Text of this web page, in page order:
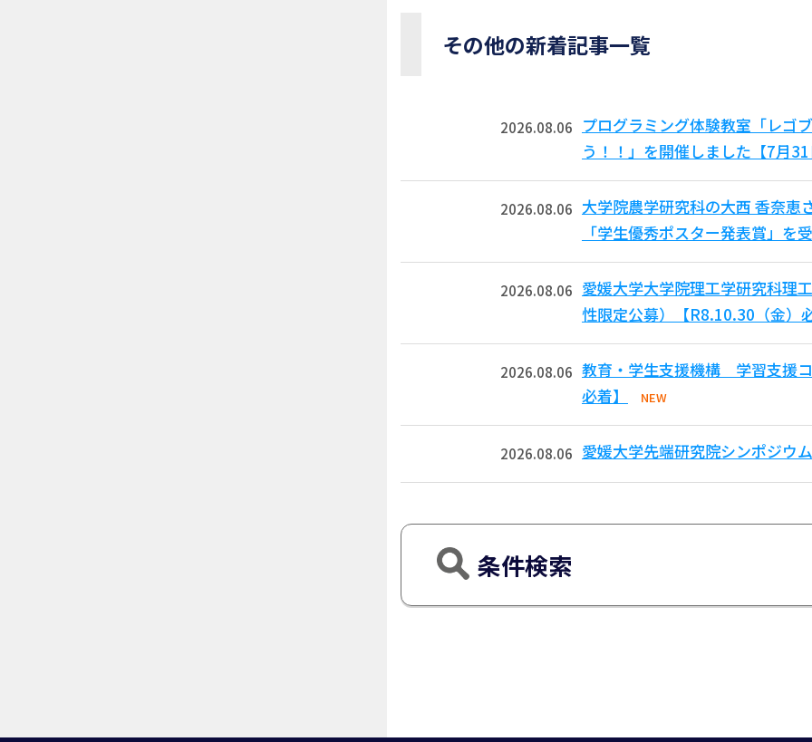
その他の新着記事一覧
2026.08.06
プログラミング体験教室「レゴ
う！！」を開催しました【7月
2026.08.06 大学院農学研究科の大西 香奈恵
「学生優秀ポスター発表賞」
2026.08.06 愛媛大学大学院理工学研究科理
性限定公募）【R8.10.30（金）
2026.08.06 教育・学生支援機構 学習支援
必着】
NEW
2026.08.06 愛媛大学先端研究院シンポジウ
条件検索